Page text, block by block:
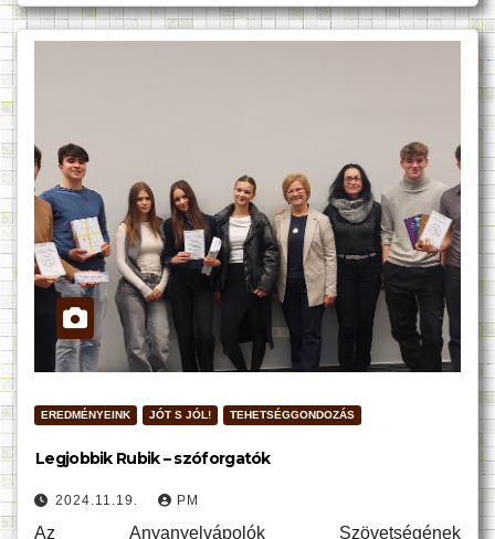
EREDMÉNYEINK JÓT S JÓL! TEHETSÉGGONDOZÁS
Legjobbik Rubik – szóforgatók
2024.11.19. PM
Az Anyanyelvápolók Szövetségének